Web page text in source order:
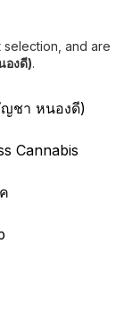
and are
องดี).
ญชา หนองดี)
Cannabis